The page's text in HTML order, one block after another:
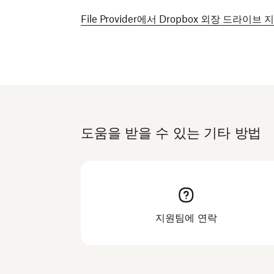
File Provider에서 Dropbox 외장 드라이브
도움을 받을 수 있는 기타 방법
지원팀에 연락